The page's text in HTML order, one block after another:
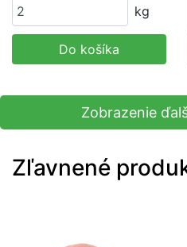
kg
Do košíka
Zobrazenie
Zľavnené